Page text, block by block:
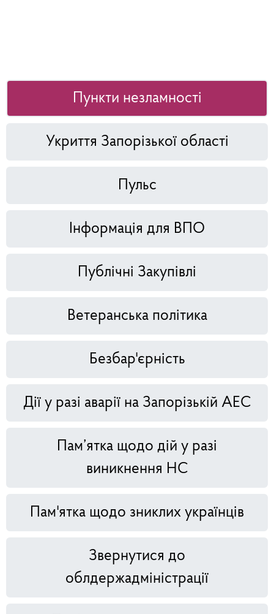
Пункти незламності
Укриття Запорізької області
Пульс
Інформація для ВПО
Публічні Закупівлі
Ветеранська політика
Безбар'єрність
Дії у разі аварії на Запорізькій АЕС
Пам’ятка щодо дій у разі
виникнення НС
Пам'ятка щодо зниклих українців
Звернутися до
облдержадміністрації